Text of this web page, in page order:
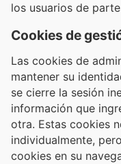
los usuarios de
Cookies de
Las cookies de
mantener su
se cierre la sesión
información que
otra. Estas cookies
individualmente,
cookies en su